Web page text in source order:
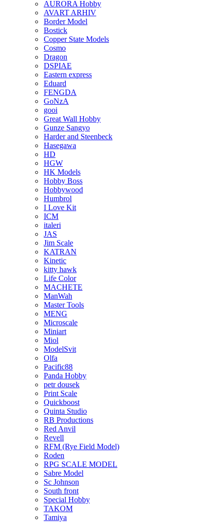
AURORA Hobby
AVART ARHIV
Border Model
Bostick
Copper State Models
Cosmo
Dragon
DSPIAE
Eastern express
Eduard
FENGDA
GoNzA
gooi
Great Wall Hobby
Gunze Sangyo
Harder and Steenbeck
Hasegawa
HD
HGW
HK Models
Hobby Boss
Hobbywood
Humbrol
I Love Kit
ICM
italeri
JAS
Jim Scale
KATRAN
Kinetic
kitty hawk
Life Color
MACHETE
ManWah
Master Tools
MENG
Microscale
Miniart
Miol
ModelSvit
Olfa
Pacific88
Panda Hobby
petr dousek
Print Scale
Quickboost
Quinta Studio
RB Productions
Red Anvil
Revell
RFM (Rye Field Model)
Roden
RPG SCALE MODEL
Sabre Model
Sc Johnson
South front
Special Hobby
TAKOM
Tamiya